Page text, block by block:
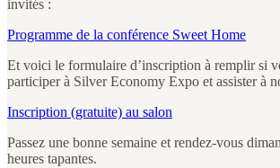
invités :
Programme de la conférence Sweet Home
Et voici le formulaire d’inscription à remplir si
participer à Silver Economy Expo et assister à
Inscription (gratuite) au salon
Passez une bonne semaine et rendez-vous
heures tapantes.